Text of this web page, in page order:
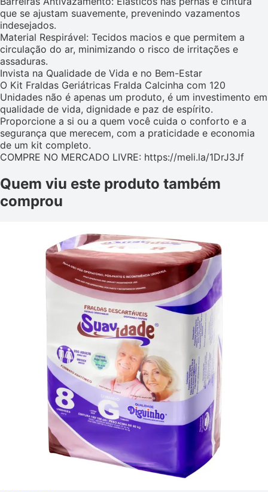
que se ajustam suavemente, prevenindo vazamentos
indesejados.
Material Respirável: Tecidos macios e que permitem a
circulação do ar, minimizando o risco de irritações e
assaduras.
Invista na Qualidade de Vida e no Bem-Estar
O Kit Fraldas Geriátricas Fralda Calcinha com 120
Unidades não é apenas um produto, é um investimento em
qualidade de vida, dignidade e paz de espírito.
Proporcione a si ou a quem você cuida o conforto e a
segurança que merecem, com a praticidade e economia
de um kit completo.
COMPRE NO MERCADO LIVRE: https://meli.la/1DrJ3Jf
Quem viu este produto também
comprou